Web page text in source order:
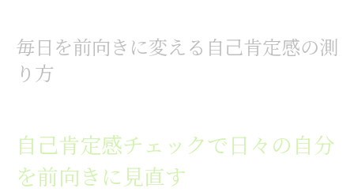
毎日を前向きに変える自己肯定感の測
り方
自己肯定感チェックで日々の自分
を前向きに見直す